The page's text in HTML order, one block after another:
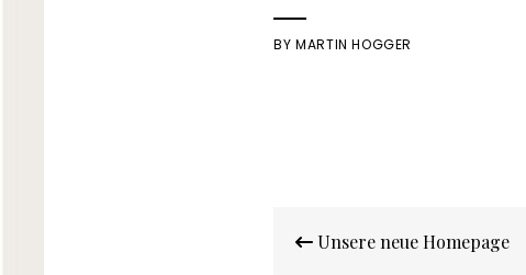
BYMARTIN HOGGER
Unsere neue Homepage